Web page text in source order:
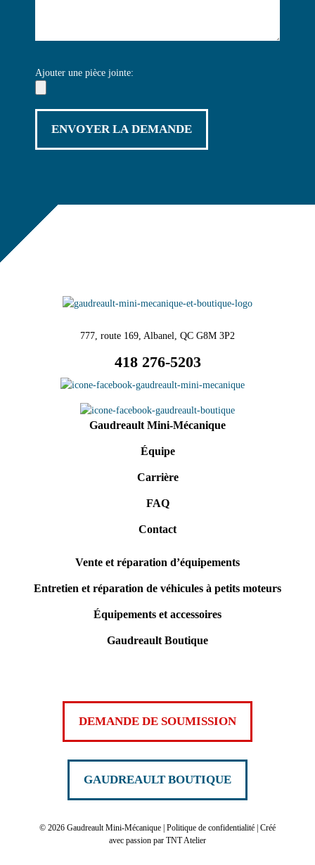
Ajouter une pièce jointe:
777, route 169, Albanel, QC G8M 3P2
418 276-5203
Gaudreault Mini-Mécanique
Équipe
Carrière
FAQ
Contact
Vente et réparation d’équipements
Entretien et réparation de véhicules à petits moteurs
Équipements et accessoires
Gaudreault Boutique
DEMANDE DE SOUMISSION
GAUDREAULT BOUTIQUE
© 2026 Gaudreault Mini-Mécanique | Politique de confidentialité| Créé
avec passion par TNT Atelier